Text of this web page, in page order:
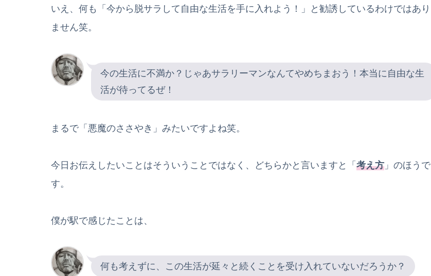
いえ、何も「今から脱サラして自由な生活を手に入れよう！」と勧誘しているわけではあり
ません笑。
今の生活に不満か？じゃあサラリーマンなんてやめちまおう！本当に自由な生
活が待ってるぜ！
まるで「悪魔のささやき」みたいですよね笑。
今日お伝えしたいことはそういうことではなく、どちらかと言いますと「 考え方 」のほうで
す。
僕が駅で感じたことは、
何も考えずに、この生活が延々と続くことを受け入れていないだろうか？